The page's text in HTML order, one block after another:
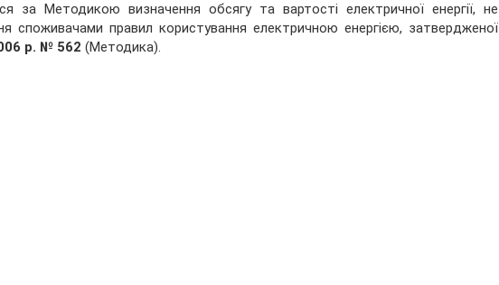
за Методикою визначення обсягу та вартості електричної енергії, не
споживачами правил користування електричною енергією, затвердженої
р. № 562 (Методика).